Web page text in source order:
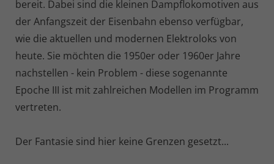
bereit. Dabei sind die kleinen Dampflokomotiven aus
der Anfangszeit der Eisenbahn ebenso verfügbar,
wie die aktuellen und modernen Elektroloks von
heute. Sie möchten die 1950er oder 1960er Jahre
nachstellen - kein Problem - diese sogenannte
Epoche III ist mit zahlreichen Modellen im Programm
vertreten.
Der Fantasie sind hier keine Grenzen gesetzt...